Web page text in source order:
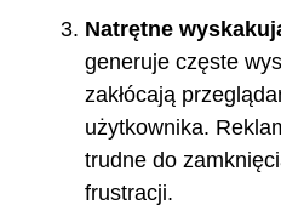
Natrętne
generuje częste
zakłócają
użytkownika.
trudne do
frustracji.